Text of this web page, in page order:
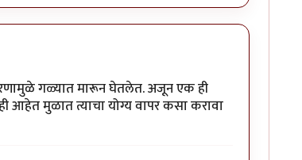
गळ्यात मारून घेतलेत. अजून एक ही
आहेत मुळात त्याचा योग्य वापर कसा करावा